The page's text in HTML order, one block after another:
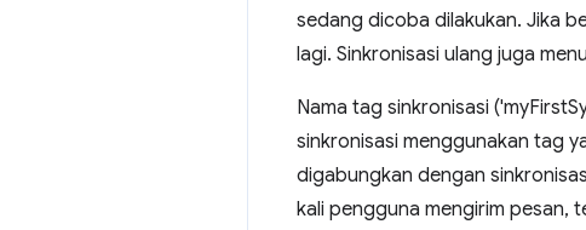
sedang dicoba dilakukan. Jika
lagi. Sinkronisasi ulang juga
Nama tag sinkronisasi
sinkronisasi menggunakan tag
digabungkan dengan
kali pengguna mengirim pesan,